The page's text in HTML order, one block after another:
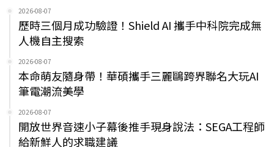
2026-08-07
歷時三個月成功驗證！Shield AI 攜手中科院完成無
人機自主搜索
2026-08-07
本命萌友隨身帶！華碩攜手三麗鷗跨界聯名大玩AI
筆電潮流美學
2026-08-07
開放世界音速小子幕後推手現身說法：SEGA工程師
給新鮮人的求職建議